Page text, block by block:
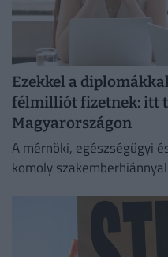
Ezekkel a
félmilliót fizetnek: itt
Magyarországon
A mérnöki, egészségügyi
komoly